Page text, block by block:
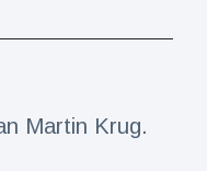
Martin Krug.